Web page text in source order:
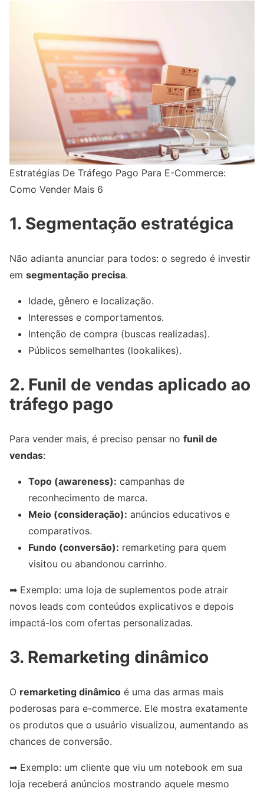
Estratégias De Tráfego Pago Para E-Commerce:
Como Vender Mais 6
1. Segmentação estratégica
Não adianta anunciar para todos: o segredo é investir
em segmentação precisa.
Idade, gênero e localização.
Interesses e comportamentos.
Intenção de compra (buscas realizadas).
Públicos semelhantes (lookalikes).
2. Funil de vendas aplicado ao
tráfego pago
Para vender mais, é preciso pensar no funil de
vendas:
Topo (awareness): campanhas de
reconhecimento de marca.
Meio (consideração): anúncios educativos e
comparativos.
Fundo (conversão): remarketing para quem
visitou ou abandonou carrinho.
➡ Exemplo: uma loja de suplementos pode atrair
novos leads com conteúdos explicativos e depois
impactá-los com ofertas personalizadas.
3. Remarketing dinâmico
O remarketing dinâmico é uma das armas mais
poderosas para e-commerce. Ele mostra exatamente
os produtos que o usuário visualizou, aumentando as
chances de conversão.
➡ Exemplo: um cliente que viu um notebook em sua
loja receberá anúncios mostrando aquele mesmo